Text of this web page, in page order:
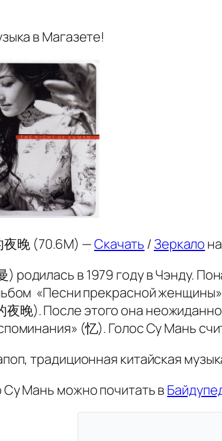
в Магазете!
夜晚 (70.6M) —Скачать / Зеркало
) родилась в 1979 году в Чэнду.
«Песни прекрасной
晚). После этого она
(忆). Голос Су Мань
традиционная китайская
Мань можно почитать в